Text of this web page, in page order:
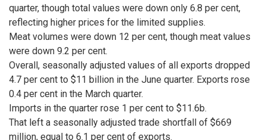
quarter, though total values were down only 6.8 per cent,
reflecting higher prices for the limited supplies.
Meat volumes were down 12 per cent, though meat values
were down 9.2 per cent.
Overall, seasonally adjusted values of all exports dropped
4.7 per cent to $11 billion in the June quarter. Exports rose
0.4 per cent in the March quarter.
Imports in the quarter rose 1 per cent to $11.6b.
That left a seasonally adjusted trade shortfall of $669
million, equal to 6.1 per cent of exports.